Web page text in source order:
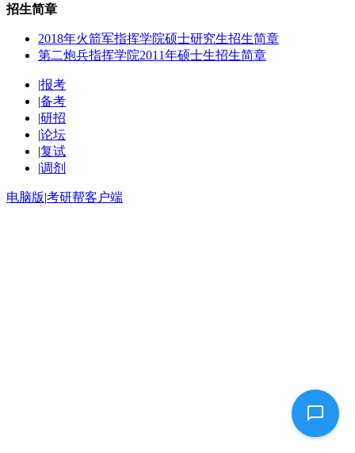
招生简章
2018年火箭军指挥学院硕士研究生招生简章
第二炮兵指挥学院2011年硕士生招生简章
|报考
|备考
|研招
|论坛
|复试
|调剂
电脑版|考研帮客户端